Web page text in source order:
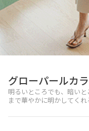
グローパールカ
明るいところでも、暗い
まで華やかに明かしてく